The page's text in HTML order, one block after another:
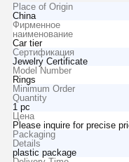
Place of Origin
China
Фирменное
наименование
Car tier
Сертификация
Jewelry Certificate
Model Number
Rings
Minimum Order
Quantity
1 pc
Цена
Please inquire for precise
Packaging
Details
plastic package